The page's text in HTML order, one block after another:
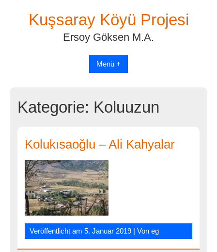
Kuşsaray Köyü Projesi
Ersoy Göksen M.A.
Menü +
Kategorie: Koluuzun
Kolukısaoğlu – Ali Kahyalar
Veröffentlicht am5. Januar 2019 | Voneg